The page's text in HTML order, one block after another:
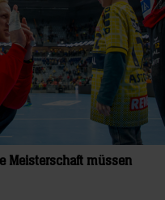
Meisterschaft müssen